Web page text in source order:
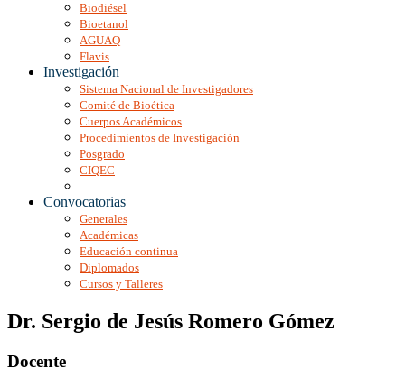
Biodiésel
Bioetanol
AGUAQ
Flavis
Investigación
Sistema Nacional de Investigadores
Comité de Bioética
Cuerpos Académicos
Procedimientos de Investigación
Posgrado
CIQEC
Convocatorias
Generales
Académicas
Educación continua
Diplomados
Cursos y Talleres
Dr. Sergio de Jesús Romero Gómez
Docente